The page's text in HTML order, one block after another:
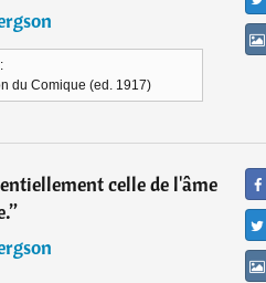
du Comique (ed. 1917)
celle de l'âme
”